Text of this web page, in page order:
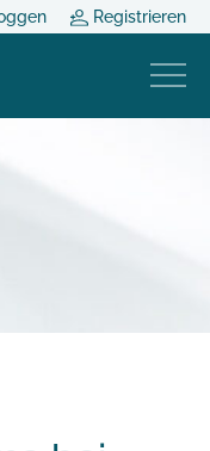
Registrieren